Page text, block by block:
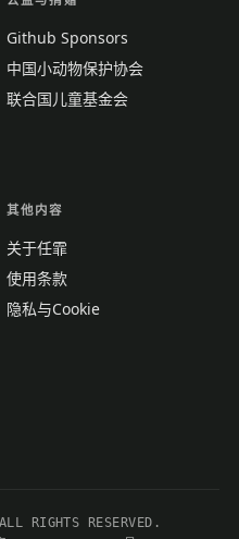
Github Sponsors
中国小动物保护协会
联合国儿童基金会
其他内容
关于任霏
使用条款
隐私与Cookie
RIGHTS RESERVED.